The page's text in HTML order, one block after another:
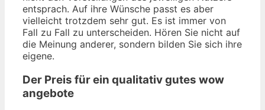
entsprach. Auf ihre Wünsche passt es aber
vielleicht trotzdem sehr gut. Es ist immer von
Fall zu Fall zu unterscheiden. Hören Sie nicht auf
die Meinung anderer, sondern bilden Sie sich ihre
eigene.
Der Preis für ein qualitativ gutes wow
angebote